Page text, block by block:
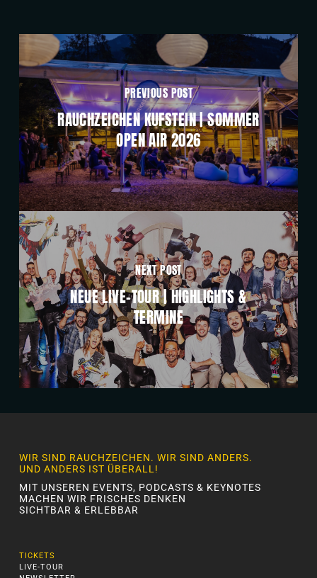
PREVIOUS POST
RAUCHZEICHEN KUFSTEIN | SOMMER
OPEN AIR 2026
NEXT POST
NEUE LIVE-TOUR | HIGHLIGHTS &
TERMINE
WIR SIND RAUCHZEICHEN. WIR SIND ANDERS.
UND ANDERS IST ÜBERALL!
MIT UNSEREN EVENTS, PODCASTS & KEYNOTES
MACHEN WIR FRISCHES DENKEN
SICHTBAR & ERLEBBAR
TICKETS
LIVE-TOUR